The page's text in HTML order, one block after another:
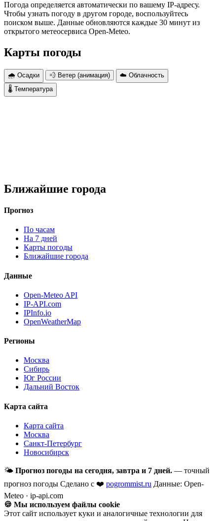
Погода определяется автоматически по вашему IP-адресу.
Чтобы узнать погоду в другом городе, воспользуйтесь
поиском выше. Данные обновляются каждые 30 минут из
открытого метеосервиса Open-Meteo.
Карты погоды
🌧 Осадки 💨 Ветер (анимация)
☁️ Облачность
🌡 Температура
Ближайшие города
Прогноз
По часам
На 7 дней
Карты погоды
Ближайшие города
Данные
Open-Meteo API
IP-API.com
IPInfo.io
OpenWeatherMap
Регионы
Москва
Сибирь
Юг России
Дальний Восток
Карта сайта
Карта сайта
Москва
Санкт-Петербург
Новосибирск
🌤 Прогноз погоды на сегодня, завтра и 7 дней. — точный
прогноз погоды Сделано с ❤️ pogrommist.ru Данные: Open-
Meteo · ip-api.com
🍪 Мы используем файлы cookie
Этот сайт использует куки и аналогичные технологии для